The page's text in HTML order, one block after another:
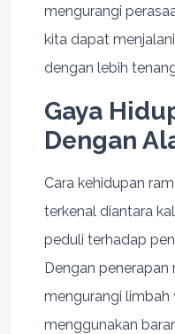
mengurangi
kita dapat
dengan lebih
Gaya
Dengan
Cara kehidupan
terkenal diantara
peduli terhadap
Dengan penerapan
mengurangi limbah
menggunakan